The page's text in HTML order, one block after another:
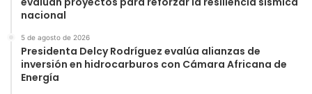
nacional
5 de agosto de 2026
Presidenta Delcy Rodríguez evalúa alianzas de
inversión en hidrocarburos con Cámara Africana de
Energía